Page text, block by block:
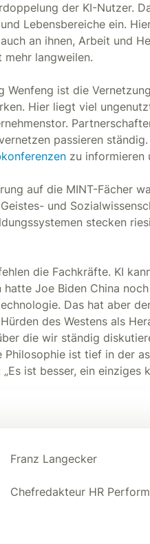
der KI-Nutzer.
Lebensbereiche ein.
an ihnen, Arbeit und
langweilen.
Wenfeng ist die
Hier liegt viel
passieren
zu informieren
auf die MINT-Fächer
und
stecken
die Fachkräfte. KI
Joe Biden China
Das hat aber
des Westens als
die wir ständig
ist tief in der
ist besser, ein einziges
Franz Langecker
Chefredakteur HR